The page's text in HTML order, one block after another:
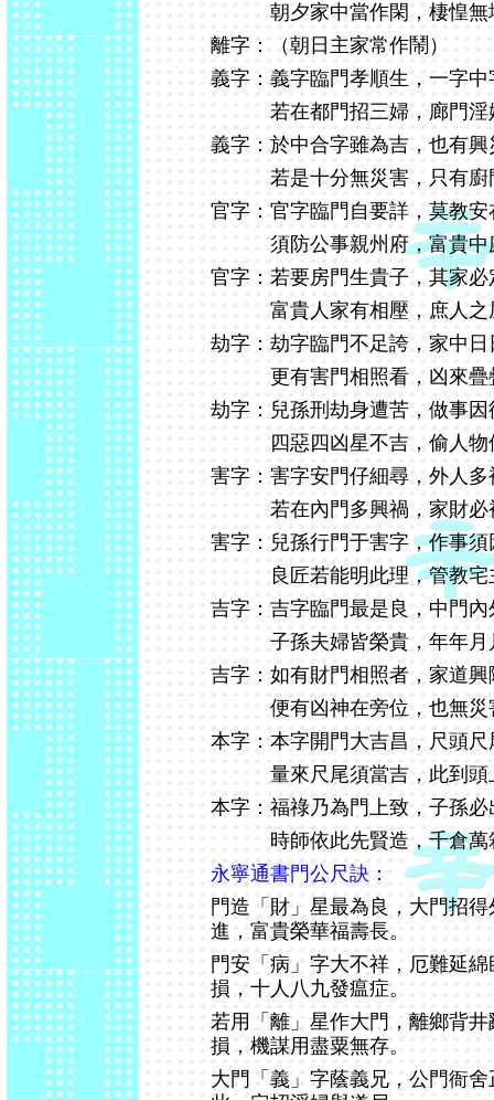
朝夕家中當作閑，棲惶無
離字：（朝日主家常作鬧）
義字：義字臨門孝順生，一字
若在都門招三婦，廊門淫
義字：於中合字雖為吉，也有
若是十分無災害，只有廚
官字：官字臨門自要詳，莫教
須防公事親州府，富貴中
官字：若要房門生貴子，其家
富貴人家有相壓，庶人之
劫字：劫字臨門不足誇，家中
更有害門相照看，凶來疊
劫字：兒孫刑劫身遭苦，做事
四惡四凶星不吉，偷人物
害字：害字安門仔細尋，外人
若在內門多興禍，家財必
害字：兒孫行門于害字，作事
良匠若能明此理，管教宅
吉字：吉字臨門最是良，中門
子孫夫婦皆榮貴，年年月
吉字：如有財門相照者，家道
便有凶神在旁位，也無災
本字：本字開門大吉昌，尺頭
量來尺尾須當吉，此到頭
本字：福祿乃為門上致，子孫
時師依此先賢造，千倉萬
永寧通書門公尺訣：
門造「財」星最為良，大門招
進，富貴榮華福壽長。
門安「病」字大不祥，厄難延
損，十人八九發瘟症。
若用「離」星作大門，離鄉背
損，機謀用盡粟無存。
大門「義」字蔭義兄，公門衙